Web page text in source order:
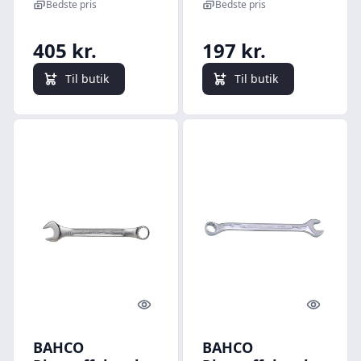
Bedste pris
405 kr.
Til butik
Bedste pris
197 kr.
Til butik
Quick look
BAHCO
Quick
BAHCO